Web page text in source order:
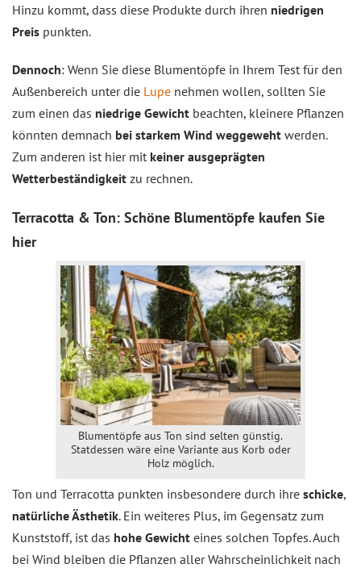
Hinzu kommt, dass diese Produkte durch ihren niedrigen
Preis punkten.
Dennoch: Wenn Sie diese Blumentöpfe in Ihrem Test für den
Außenbereich unter die Lupe nehmen wollen, sollten Sie
zum einen das niedrige Gewicht beachten, kleinere Pflanzen
könnten demnach bei starkem Wind weggeweht werden.
Zum anderen ist hier mit keiner ausgeprägten
Wetterbeständigkeit zu rechnen.
Terracotta & Ton: Schöne Blumentöpfe kaufen Sie
hier
Blumentöpfe aus Ton sind selten günstig.
Statdessen wäre eine Variante aus Korb oder
Holz möglich.
Ton und Terracotta punkten insbesondere durch ihre schicke,
natürliche Ästhetik. Ein weiteres Plus, im Gegensatz zum
Kunststoff, ist das hohe Gewicht eines solchen Topfes. Auch
bei Wind bleiben die Pflanzen aller Wahrscheinlichkeit nach